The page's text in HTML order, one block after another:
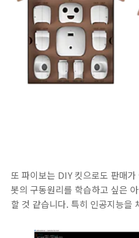
또 파이보는 DIY 킷으로도 판매
봇의 구동원리를 학습하고 싶은
할 것 같습니다. 특히 인공지능을